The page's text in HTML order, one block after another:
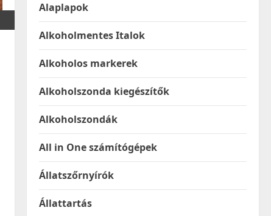
Alaplapok
Alkoholmentes Italok
Alkoholos markerek
Alkoholszonda kiegészítők
Alkoholszondák
All in One számítógépek
Állatszőrnyírók
Állattartás